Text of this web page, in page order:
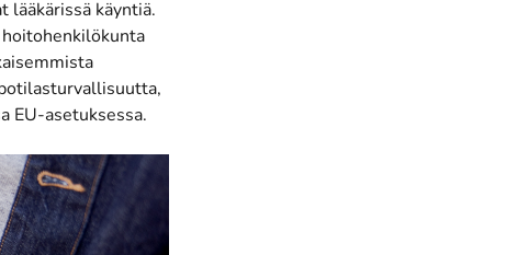
lääkärissä käyntiä.
EU-asetuksessa.